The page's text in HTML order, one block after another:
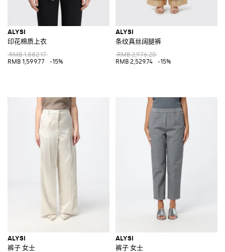
ALYSI
印花棉质上衣
RMB 1,882.17
RMB 1,599.77
-15%
ALYSI
条纹真丝阔腿裤
RMB 2,976.20
RMB 2,529.74
-15%
ALYSI
裤子 女士
ALYSI
裤子 女士